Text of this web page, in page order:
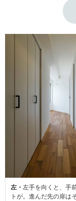
左・ 左手を向くと、手
トが。進んだ先の扉は